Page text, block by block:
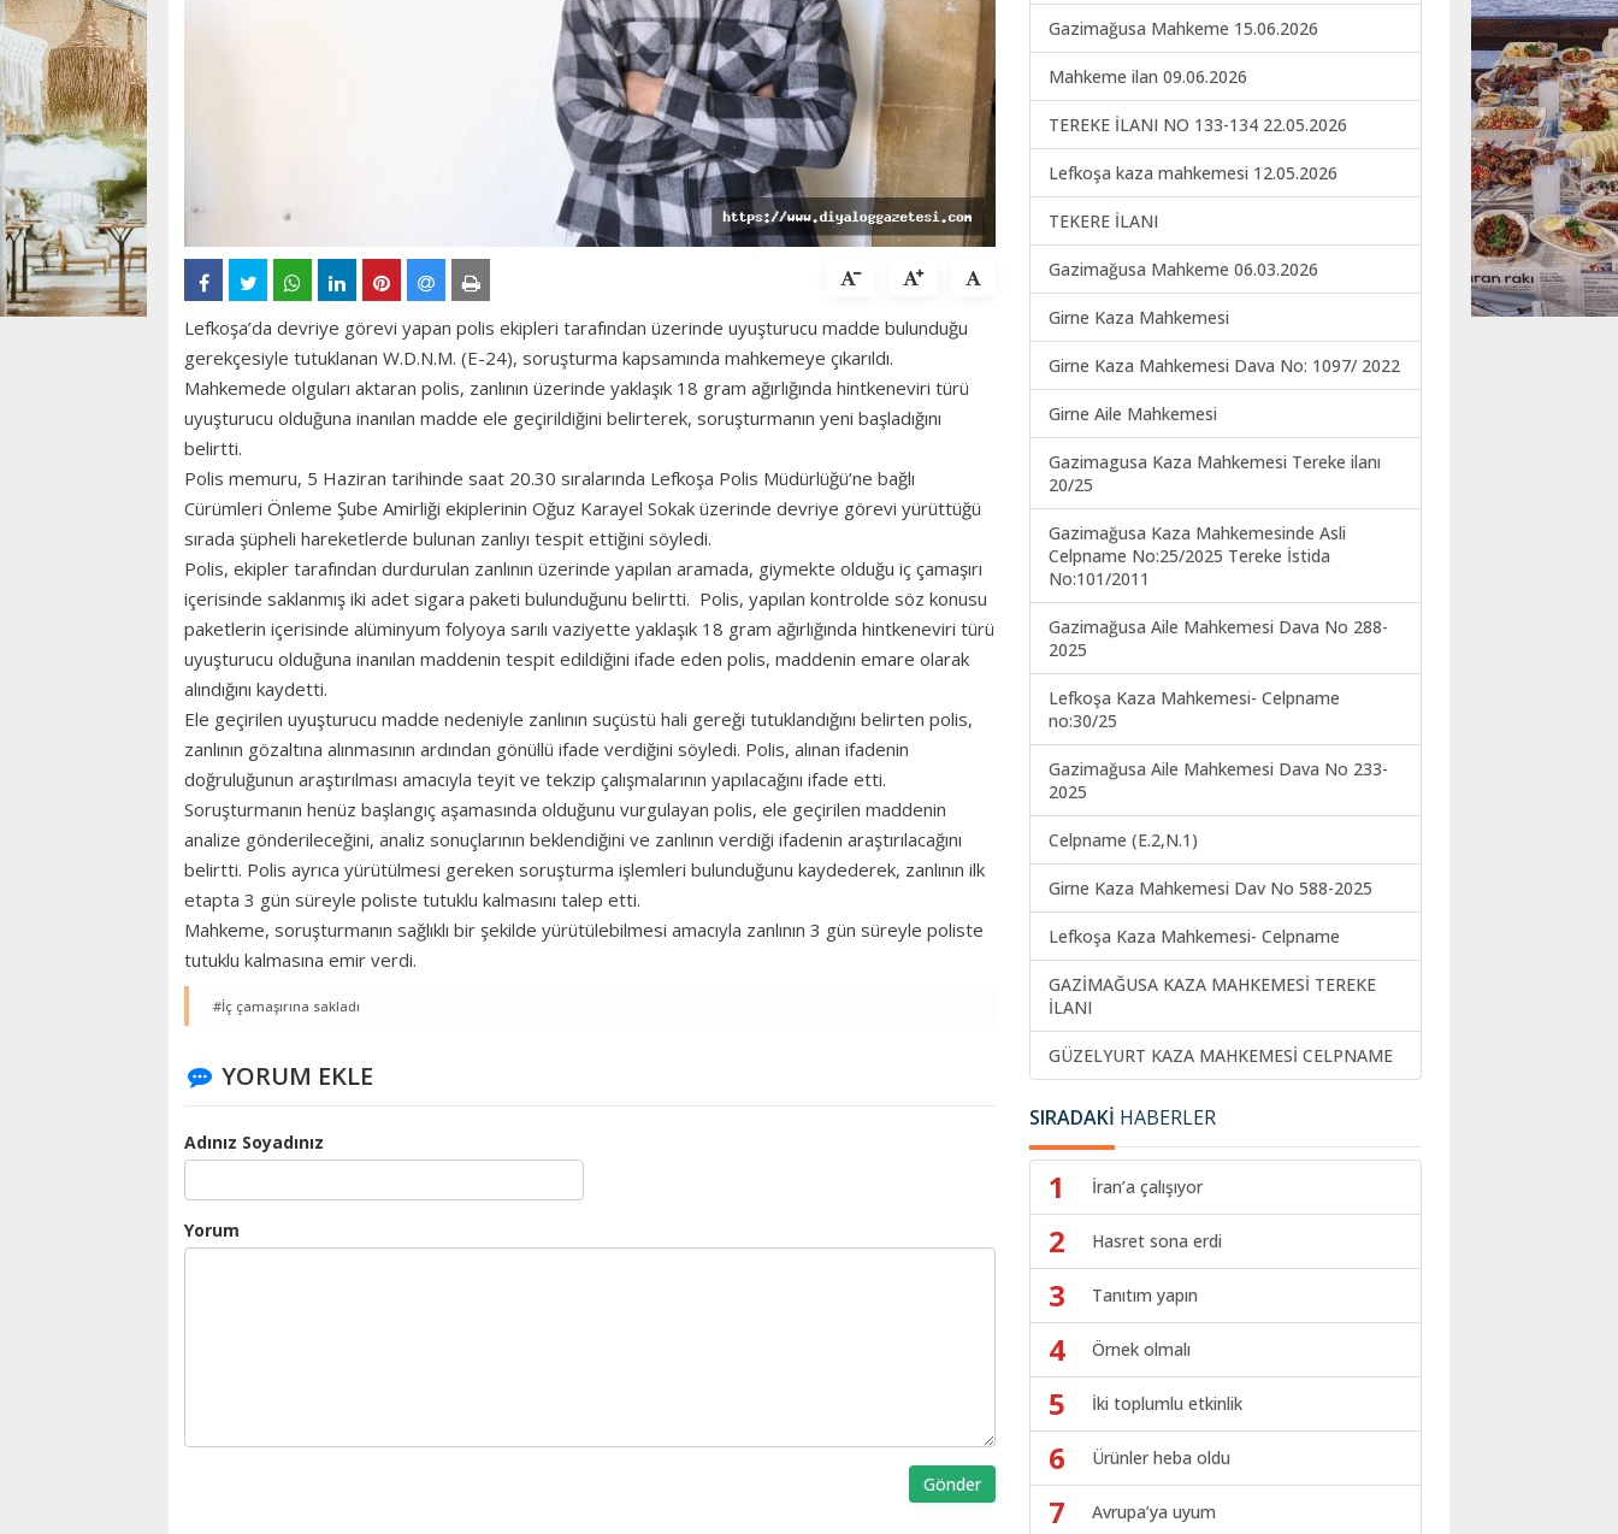
Lefkoşa’da devriye görevi yapan polis ekipleri tarafından üzerinde uyuşturucu madde bulunduğu
gerekçesiyle tutuklanan W.D.N.M. (E-24), soruşturma kapsamında mahkemeye çıkarıldı.
Mahkemede olguları aktaran polis, zanlının üzerinde yaklaşık 18 gram ağırlığında hintkeneviri türü
uyuşturucu olduğuna inanılan madde ele geçirildiğini belirterek, soruşturmanın yeni başladığını
belirtti.
Polis memuru, 5 Haziran tarihinde saat 20.30 sıralarında Lefkoşa Polis Müdürlüğü’ne bağlı
Cürümleri Önleme Şube Amirliği ekiplerinin Oğuz Karayel Sokak üzerinde devriye görevi yürüttüğü
sırada şüpheli hareketlerde bulunan zanlıyı tespit ettiğini söyledi.
Polis, ekipler tarafından durdurulan zanlının üzerinde yapılan aramada, giymekte olduğu iç çamaşırı
içerisinde saklanmış iki adet sigara paketi bulunduğunu belirtti. Polis, yapılan kontrolde söz konusu
paketlerin içerisinde alüminyum folyoya sarılı vaziyette yaklaşık 18 gram ağırlığında hintkeneviri türü
uyuşturucu olduğuna inanılan maddenin tespit edildiğini ifade eden polis, maddenin emare olarak
alındığını kaydetti.
Ele geçirilen uyuşturucu madde nedeniyle zanlının suçüstü hali gereği tutuklandığını belirten polis,
zanlının gözaltına alınmasının ardından gönüllü ifade verdiğini söyledi. Polis, alınan ifadenin
doğruluğunun araştırılması amacıyla teyit ve tekzip çalışmalarının yapılacağını ifade etti.
Soruşturmanın henüz başlangıç aşamasında olduğunu vurgulayan polis, ele geçirilen maddenin
analize gönderileceğini, analiz sonuçlarının beklendiğini ve zanlının verdiği ifadenin araştırılacağını
belirtti. Polis ayrıca yürütülmesi gereken soruşturma işlemleri bulunduğunu kaydederek, zanlının ilk
etapta 3 gün süreyle poliste tutuklu kalmasını talep etti.
Mahkeme, soruşturmanın sağlıklı bir şekilde yürütülebilmesi amacıyla zanlının 3 gün süreyle poliste
tutuklu kalmasına emir verdi.
#İç çamaşırına sakladı
YORUM EKLE
Adınız Soyadınız
Yorum
Gönder
Gazimağusa Mahkeme 15.06.2026
Mahkeme ilan 09.06.2026
TEREKE İLANI NO 133-134 22.05.2026
Lefkoşa kaza mahkemesi 12.05.2026
TEKERE İLANI
Gazimağusa Mahkeme 06.03.2026
Girne Kaza Mahkemesi
Girne Kaza Mahkemesi Dava No: 1097/ 2022
Girne Aile Mahkemesi
Gazimagusa Kaza Mahkemesi Tereke ilanı
20/25
Gazimağusa Kaza Mahkemesinde Asli
Celpname No:25/2025 Tereke İstida
No:101/2011
Gazimağusa Aile Mahkemesi Dava No 288-
2025
Lefkoşa Kaza Mahkemesi- Celpname
no:30/25
Gazimağusa Aile Mahkemesi Dava No 233-
2025
Celpname (E.2,N.1)
Girne Kaza Mahkemesi Dav No 588-2025
Lefkoşa Kaza Mahkemesi- Celpname
GAZİMAĞUSA KAZA MAHKEMESİ TEREKE
İLANI
GÜZELYURT KAZA MAHKEMESİ CELPNAME
SIRADAKİ HABERLER
1 İran’a çalışıyor
2 Hasret sona erdi
3 Tanıtım yapın
4 Örnek olmalı
5 İki toplumlu etkinlik
6 Ürünler heba oldu
7 Avrupa’ya uyum